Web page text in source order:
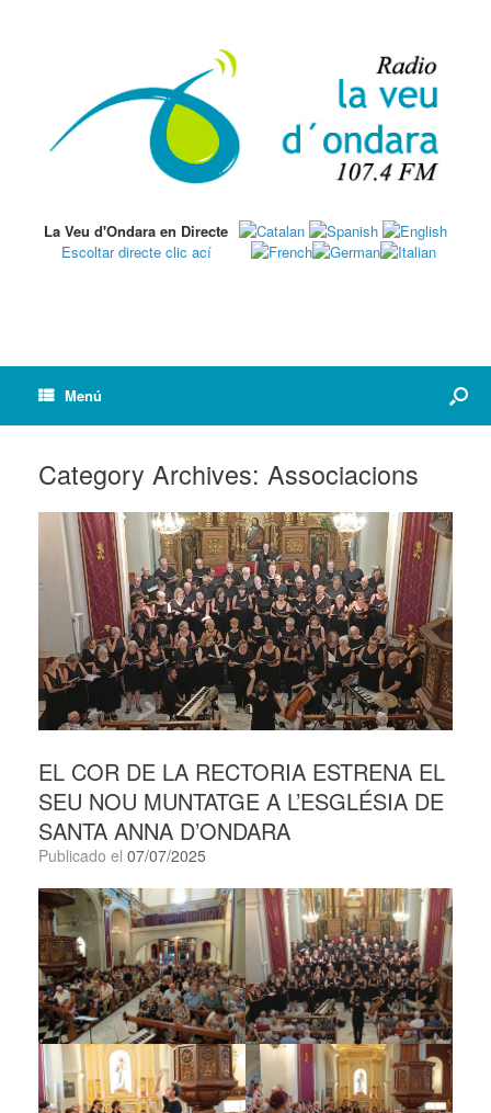
La Veu d'Ondara en Directe
Escoltar directe clic ací
Menú
Category Archives: Associacions
EL COR DE LA RECTORIA ESTRENA EL
SEU NOU MUNTATGE A L’ESGLÉSIA DE
SANTA ANNA D’ONDARA
Publicado el 07/07/2025